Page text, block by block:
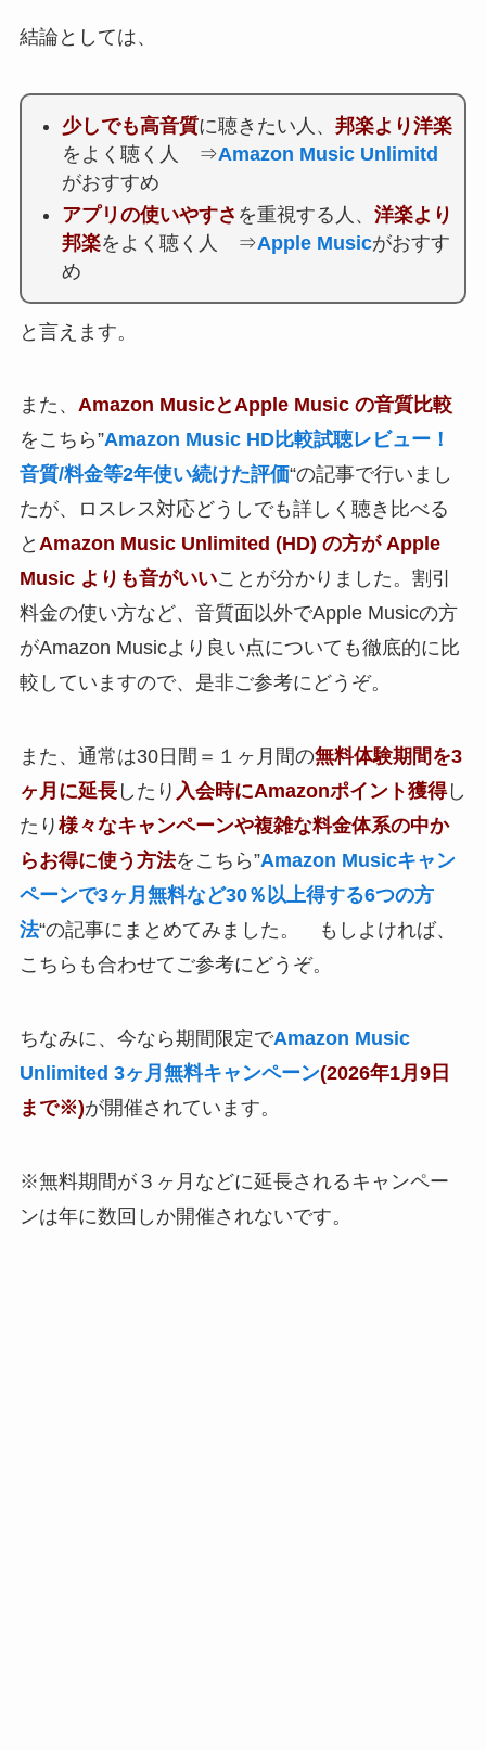
結論としては、
少しでも高音質に聴きたい人、 邦楽より洋楽
をよく聴く人 ⇒Amazon Music Unlimitd
がおすすめ
アプリの使いやすさ を重視する人、 洋楽より
邦楽をよく聴く人 ⇒Apple Musicがおすす
め
と言えます。
また、 Amazon MusicとApple Music の音質比較
をこちら”Amazon Music HD比較試聴レビュー！
音質/料金等2年使い続けた評価“の記事で行いまし
たが、ロスレス対応どうしでも詳しく聴き比べる
と Amazon Music Unlimited (HD) の方が Apple
Music よりも音がいいことが分かりました。割引
料金の使い方など、音質面以外でApple Musicの方
がAmazon Musicより良い点についても徹底的に比
較していますので、是非ご参考にどうぞ。
また、通常は30日間＝１ヶ月間の無料体験期間を3
ヶ月に延長したり 入会時にAmazonポイント獲得し
たり 様々なキャンペーンや複雑な料金体系の中か
らお得に使う方法をこちら”Amazon Musicキャン
ペーンで3ヶ月無料など30％以上得する6つの方
法“の記事にまとめてみました。 もしよければ、
こちらも合わせてご参考にどうぞ。
ちなみに、今なら期間限定でAmazon Music
Unlimited 3ヶ月無料キャンペーン(2026年1月9日
まで※)が開催されています。
※無料期間が３ヶ月などに延長されるキャンペー
ンは年に数回しか開催されないです。